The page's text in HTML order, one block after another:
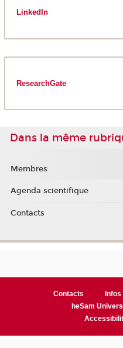
LinkedIn
ResearchGate
Dans la même
Membres
Agenda scientifique
Contacts
Contacts Infos
heSam